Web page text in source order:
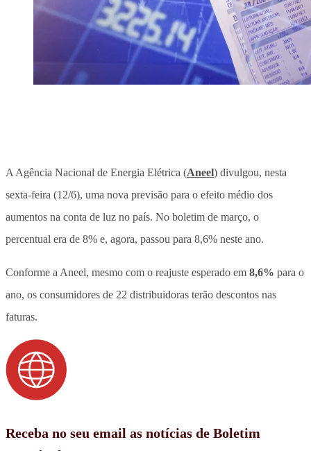
A Agência Nacional de Energia Elétrica (Aneel) divulgou, nesta
sexta-feira (12/6), uma nova previsão para o efeito médio dos
aumentos na conta de luz no país. No boletim de março, o
percentual era de 8% e, agora, passou para 8,6% neste ano.
Conforme a Aneel, mesmo com o reajuste esperado em 8,6% para o
ano, os consumidores de 22 distribuidoras terão descontos nas
faturas.
Receba no seu email as notícias de Boletim